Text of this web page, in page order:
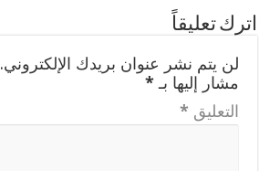
اترك تعليقاً
لن يتم نشر عنوان بريدك الإلكتروني.
مشار إليها بـ*
التعليق *